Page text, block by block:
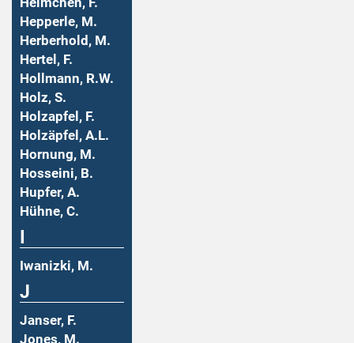
Hepperle, M.
Herberhold, M.
Hertel, F.
Hollmann, R.W.
Holz, S.
Holzapfel, F.
Holzäpfel, A.L.
Hornung, M.
Hosseini, B.
Hupfer, A.
Hühne, C.
Iwanizki, M.
J
Janser, F.
Jones, M.